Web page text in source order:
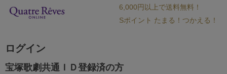
6,000円以上で送料無料！
Sポイント たまる！つかえる！
ログイン
宝塚歌劇共通ＩＤ登録済の方